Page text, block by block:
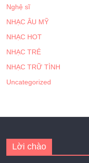
Nghệ sĩ
NHẠC ÂU MỸ
NHẠC HOT
NHẠC TRẺ
NHẠC TRỮ TÌNH
Uncategorized
Lời chào